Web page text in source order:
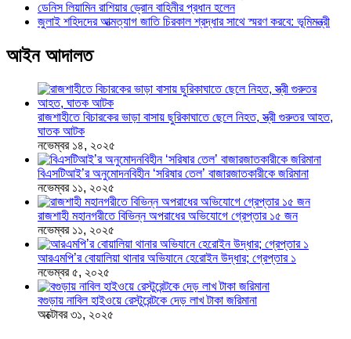
ডেনিস লিয়ামিন রাশিয়ার ড্রোন বাহিনীর প্রধান হলেন
জুলাই শহিদদের আত্মত্যাগ জাতি চিরকাল শ্রদ্ধার সাথে স্মরণ করবে: ভূমিমন্ত্রী
আইন আদালত
রাজশাহীতে বিচারকের ভাড়া বাসায় ছুরিকাঘাতে ছেলে নিহত, স্ত্রী গুরুতর আহত,
ঘাতক আটক
নভেম্বর ১৪, ২০২৫
বিএসটিআই’র অনুমোদনবিহীন ‘সরিষার তেল’ বাজারজাতকারীকে জরিমানা
নভেম্বর ১১, ২০২৫
রাজশাহী মহানগরীতে বিভিন্ন অপরাধের অভিযোগে গ্রেপ্তার ১৫ জন
নভেম্বর ১১, ২০২৫
আরএমপি’র বোয়ালিয়া থানার অভিযানে হেরোইন উদ্ধার; গ্রেপ্তার ১
নভেম্বর ৫, ২০২৫
বগুড়ায় নাবিল হাইওয়ে রেস্টুরেন্টকে দেড় লাখ টাকা জরিমানা
অক্টোবর ৩১, ২০২৫